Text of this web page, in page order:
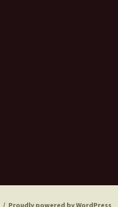
Proudly powered by WordPress